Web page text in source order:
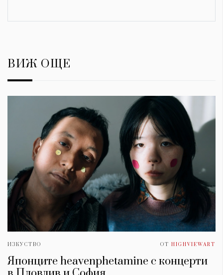
ВИЖ ОЩЕ
ИЗКУСТВО ОТ HIGHVIEWART
Японците heavenphetamine с концерти